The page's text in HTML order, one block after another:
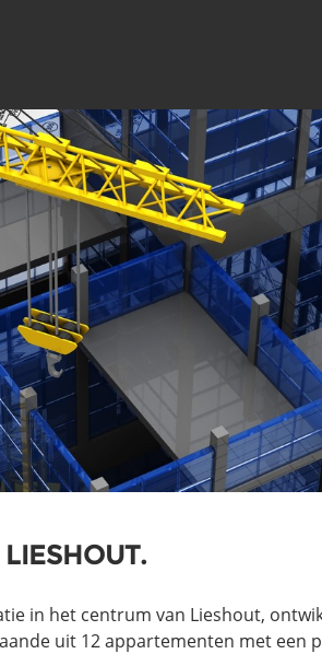
in het centrum van Lieshout,
uit 12 appartementen met een